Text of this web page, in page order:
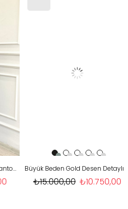
Büyük Beden Desenli Ceket Pantolonlu Takım Siyah OTW46930 Büyük Beden Gold Desen Detaylı Pantolonlu Takım Siyah OTW46931
₺10.750,00
₺15.000,00